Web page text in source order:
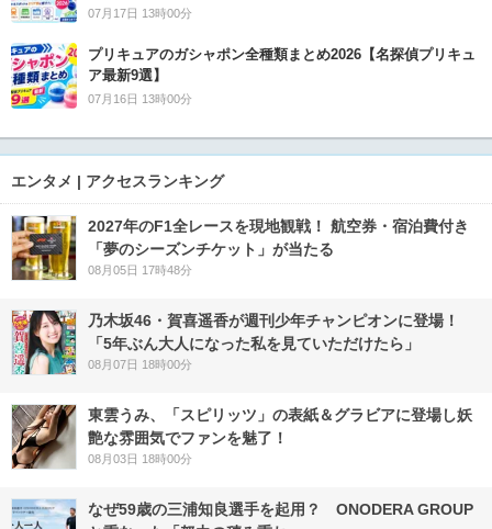
07月17日 13時00分
プリキュアのガシャポン全種類まとめ2026【名探偵プリキュ
ア最新9選】
07月16日 13時00分
エンタメ | アクセスランキング
2027年のF1全レースを現地観戦！ 航空券・宿泊費付き
「夢のシーズンチケット」が当たる
08月05日 17時48分
乃木坂46・賀喜遥香が週刊少年チャンピオンに登場！
「5年ぶん大人になった私を見ていただけたら」
08月07日 18時00分
東雲うみ、「スピリッツ」の表紙＆グラビアに登場し妖
艶な雰囲気でファンを魅了！
08月03日 18時00分
なぜ59歳の三浦知良選手を起用？ ONODERA GROUP